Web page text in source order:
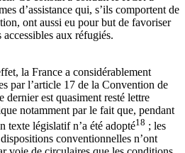
d’assistance qui, s’ils comportent de
ont aussi eu pour but de favoriser
aux réfugiés.
la France a considérablement
par l’article 17 de la Convention de
dernier est quasiment resté lettre
notamment par le fait que, pendant
texte législatif n’a été adopté18 ; les
conventionnelles n’ont